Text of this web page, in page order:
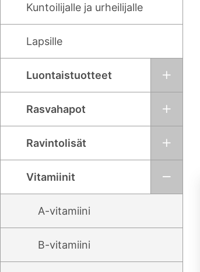
Kuntoilijalle ja urheilijalle
Lapsille
Luontaistuotteet
Rasvahapot
Ravintolisät
Vitamiinit
A-vitamiini
B-vitamiini